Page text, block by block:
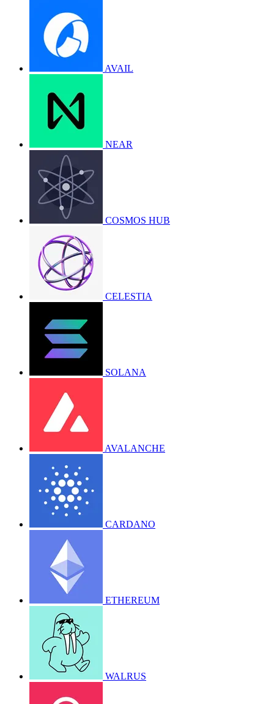
AVAIL
NEAR
COSMOS HUB
CELESTIA
SOLANA
AVALANCHE
CARDANO
ETHEREUM
WALRUS